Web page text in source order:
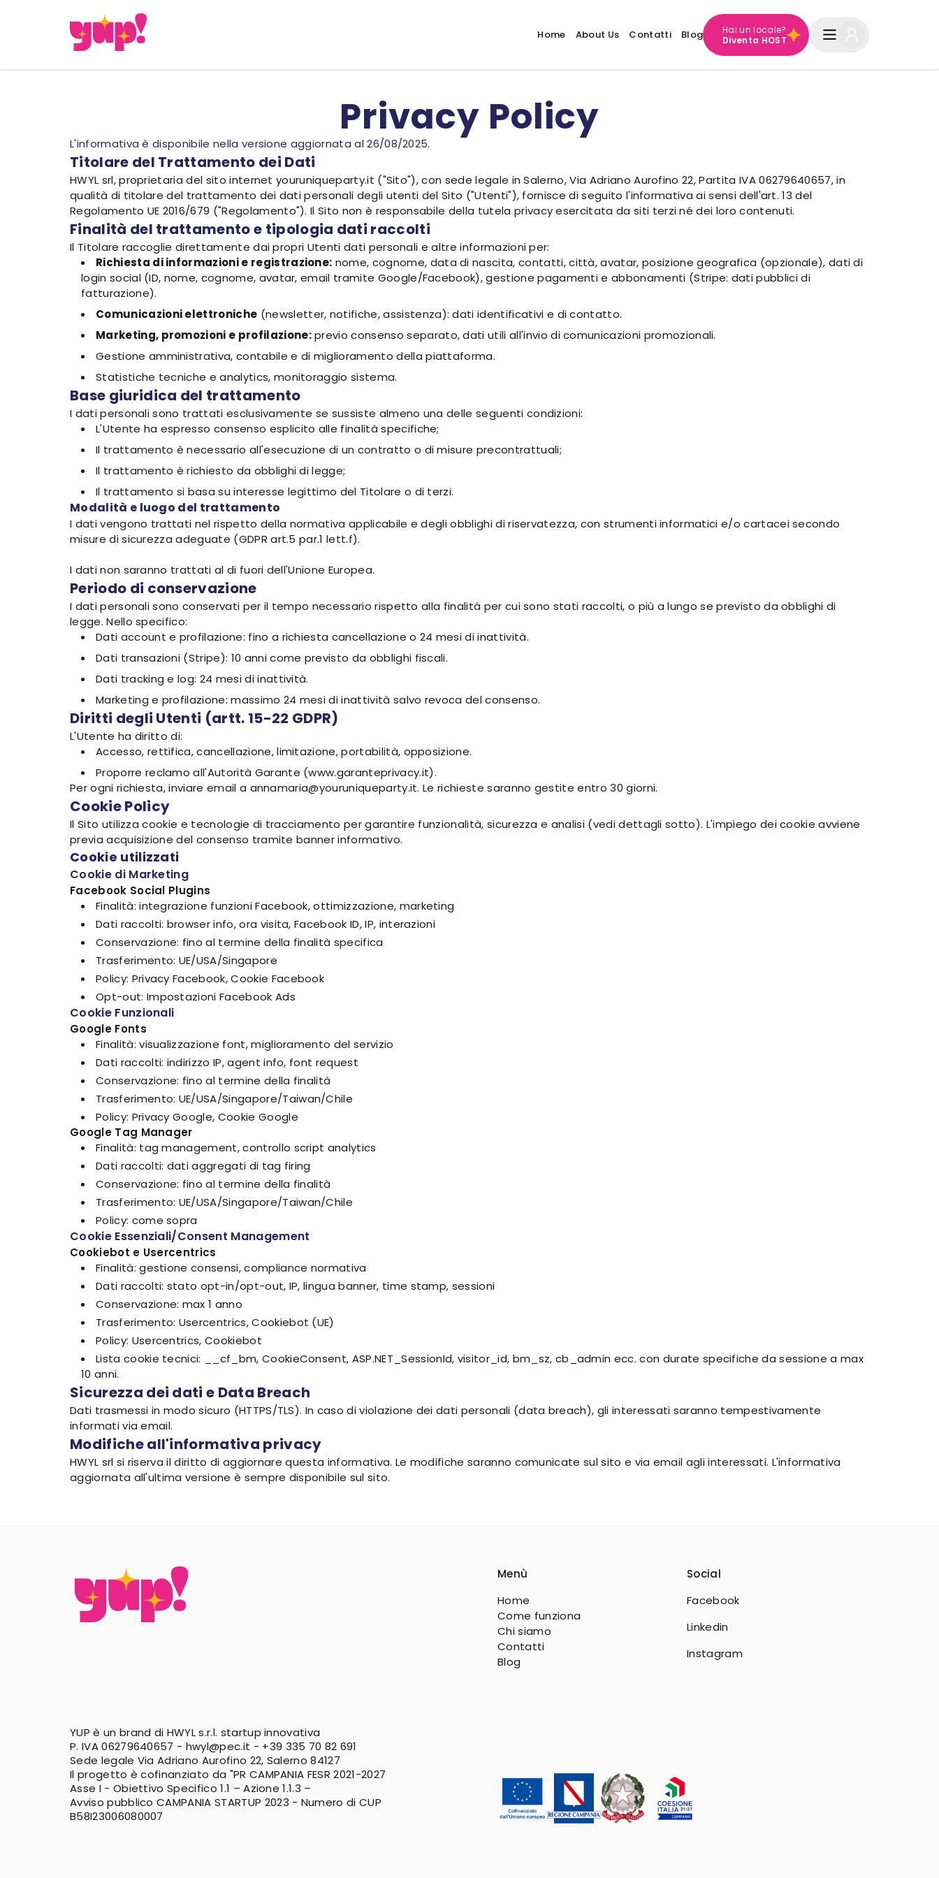
Home About Us Contatti Blog
Hai un locale?
Diventa HOST
Privacy Policy
L'informativa è disponibile nella versione aggiornata al 26/08/2025.
Titolare del Trattamento dei Dati
HWYL srl, proprietaria del sito internet youruniqueparty.it ("Sito"), con sede legale in Salerno, Via Adriano Aurofino 22, Partita IVA 06279640657, in
qualità di titolare del trattamento dei dati personali degli utenti del Sito ("Utenti"), fornisce di seguito l'informativa ai sensi dell'art. 13 del
Regolamento UE 2016/679 ("Regolamento"). Il Sito non è responsabile della tutela privacy esercitata da siti terzi né dei loro contenuti.
Finalità del trattamento e tipologia dati raccolti
Il Titolare raccoglie direttamente dai propri Utenti dati personali e altre informazioni per:
Richiesta di informazioni e registrazione: nome, cognome, data di nascita, contatti, città, avatar, posizione geografica (opzionale), dati di
login social (ID, nome, cognome, avatar, email tramite Google/Facebook), gestione pagamenti e abbonamenti (Stripe: dati pubblici di
fatturazione).
Comunicazioni elettroniche (newsletter, notifiche, assistenza): dati identificativi e di contatto.
Marketing, promozioni e profilazione:previo consenso separato, dati utili all'invio di comunicazioni promozionali.
Gestione amministrativa, contabile e di miglioramento della piattaforma.
Statistiche tecniche e analytics, monitoraggio sistema.
Base giuridica del trattamento
I dati personali sono trattati esclusivamente se sussiste almeno una delle seguenti condizioni:
L'Utente ha espresso consenso esplicito alle finalità specifiche;
Il trattamento è necessario all'esecuzione di un contratto o di misure precontrattuali;
Il trattamento è richiesto da obblighi di legge;
Il trattamento si basa su interesse legittimo del Titolare o di terzi.
Modalità e luogo del trattamento
I dati vengono trattati nel rispetto della normativa applicabile e degli obblighi di riservatezza, con strumenti informatici e/o cartacei secondo
misure di sicurezza adeguate (GDPR art.5 par.1 lett.f).
I dati non saranno trattati al di fuori dell'Unione Europea.
Periodo di conservazione
I dati personali sono conservati per il tempo necessario rispetto alla finalità per cui sono stati raccolti, o più a lungo se previsto da obblighi di
legge. Nello specifico:
Dati account e profilazione: fino a richiesta cancellazione o 24 mesi di inattività.
Dati transazioni (Stripe): 10 anni come previsto da obblighi fiscali.
Dati tracking e log: 24 mesi di inattività.
Marketing e profilazione: massimo 24 mesi di inattività salvo revoca del consenso.
Diritti degli Utenti (artt. 15-22 GDPR)
L'Utente ha diritto di:
Accesso, rettifica, cancellazione, limitazione, portabilità, opposizione.
Proporre reclamo all'Autorità Garante (www.garanteprivacy.it).
Per ogni richiesta, inviare email a annamaria@youruniqueparty.it. Le richieste saranno gestite entro 30 giorni.
Cookie Policy
Il Sito utilizza cookie e tecnologie di tracciamento per garantire funzionalità, sicurezza e analisi (vedi dettagli sotto). L'impiego dei cookie avviene
previa acquisizione del consenso tramite banner informativo.
Cookie utilizzati
Cookie di Marketing
Facebook Social Plugins
Finalità: integrazione funzioni Facebook, ottimizzazione, marketing
Dati raccolti: browser info, ora visita, Facebook ID, IP, interazioni
Conservazione: fino al termine della finalità specifica
Trasferimento: UE/USA/Singapore
Policy: Privacy Facebook, Cookie Facebook
Opt-out: Impostazioni Facebook Ads
Cookie Funzionali
Google Fonts
Finalità: visualizzazione font, miglioramento del servizio
Dati raccolti: indirizzo IP, agent info, font request
Conservazione: fino al termine della finalità
Trasferimento: UE/USA/Singapore/Taiwan/Chile
Policy: Privacy Google, Cookie Google
Google Tag Manager
Finalità: tag management, controllo script analytics
Dati raccolti: dati aggregati di tag firing
Conservazione: fino al termine della finalità
Trasferimento: UE/USA/Singapore/Taiwan/Chile
Policy: come sopra
Cookie Essenziali/Consent Management
Cookiebot e Usercentrics
Finalità: gestione consensi, compliance normativa
Dati raccolti: stato opt-in/opt-out, IP, lingua banner, time stamp, sessioni
Conservazione: max 1 anno
Trasferimento: Usercentrics, Cookiebot (UE)
Policy: Usercentrics, Cookiebot
Lista cookie tecnici: __cf_bm, CookieConsent, ASP.NET_SessionId, visitor_id, bm_sz, cb_admin ecc. con durate specifiche da sessione a max
10 anni.
Sicurezza dei dati e Data Breach
Dati trasmessi in modo sicuro (HTTPS/TLS). In caso di violazione dei dati personali (data breach), gli interessati saranno tempestivamente
informati via email.
Modifiche all'informativa privacy
HWYL srl si riserva il diritto di aggiornare questa informativa. Le modifiche saranno comunicate sul sito e via email agli interessati. L'informativa
aggiornata all'ultima versione è sempre disponibile sul sito.
Menù
Home
Come funziona
Chi siamo
Contatti
Blog
Social
Facebook
Linkedin
Instagram
YUP è un brand di HWYL s.r.l. startup innovativa
P. IVA 06279640657 - hwyl@pec.it - +39 335 70 82 691
Sede legale Via Adriano Aurofino 22, Salerno 84127
Il progetto è cofinanziato da "PR CAMPANIA FESR 2021-2027
Asse I - Obiettivo Specifico 1.1 – Azione 1.1.3 –
Avviso pubblico CAMPANIA STARTUP 2023 - Numero di CUP
B58I23006080007